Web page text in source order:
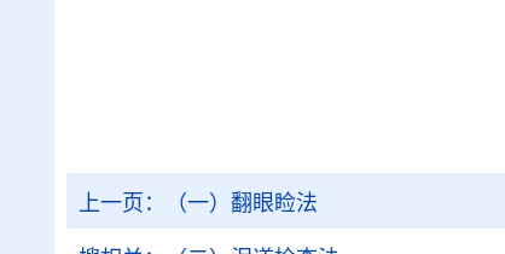
上一页： （一）翻眼睑法